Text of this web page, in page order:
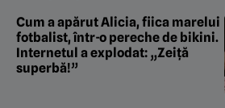
Cum a apărut Alicia, fiica marelui
fotbalist, într-o pereche de bikini.
Internetul a explodat: „Zeiță
superbă!”